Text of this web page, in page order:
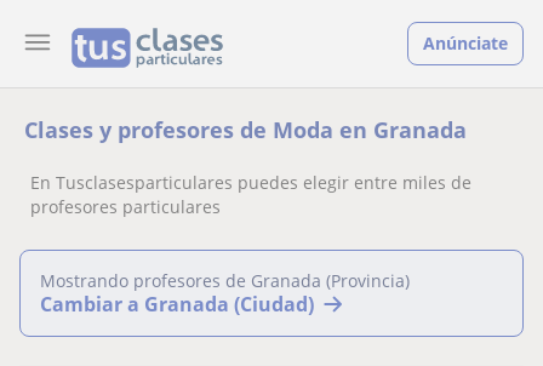
Anúnciate
Clases y profesores de Moda en Granada
En Tusclasesparticulares puedes elegir entre miles de
profesores particulares
Mostrando profesores de Granada (Provincia)
Cambiar a Granada (Ciudad)